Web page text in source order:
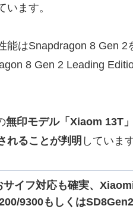
ます。
能はSnapdragon 8 Gen
8 Gen 2 Leading
無印モデル「Xiaom 13T
れることが判明 しています
サイフ対応も確実、
9300もしくは